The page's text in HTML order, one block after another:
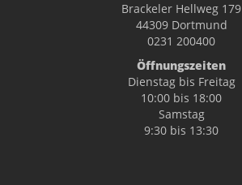
Brackeler Hellweg 179
44309 Dortmund
0231 200400
Öffnungszeiten
Dienstag bis Freitag
10:00 bis 18:00
Samstag
9:30 bis 13:30